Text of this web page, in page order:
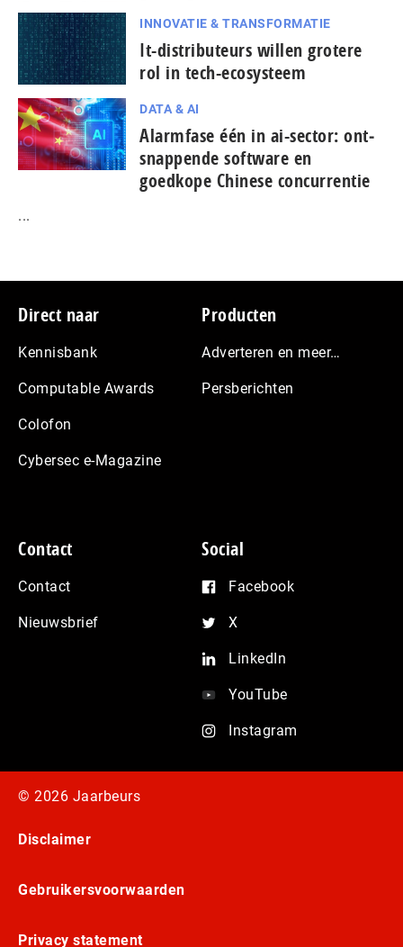
INNOVATIE & TRANSFORMATIE
It-dis­tri­bu­teurs willen grotere
rol in tech-ecosysteem
DATA & AI
Alarmfase één in ai-sector: ont­
snap­pen­de software en
goedkope Chinese con­cur­ren­tie
...
Footer
Direct naar
Kennisbank
Computable Awards
Colofon
Cybersec e-Magazine
Producten
Adverteren en meer…
Persberichten
Contact
Contact
Nieuwsbrief
Social
Facebook
X
LinkedIn
YouTube
Instagram
© 2026 Jaarbeurs
Disclaimer
Gebruikersvoorwaarden
Privacy statement